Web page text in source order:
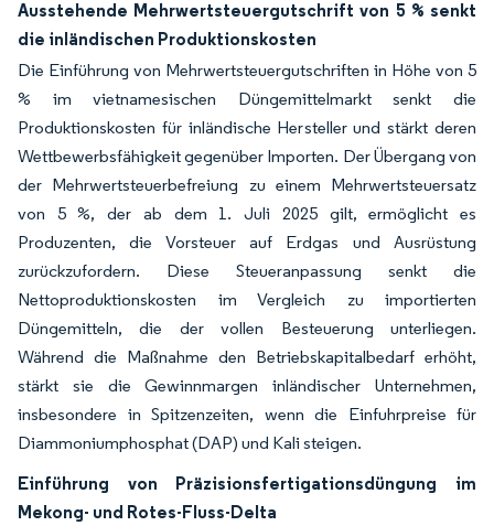
Ausstehende Mehrwertsteuergutschrift von 5 % senkt
die inländischen Produktionskosten
Die Einführung von Mehrwertsteuergutschriften in Höhe von 5
% im vietnamesischen Düngemittelmarkt senkt die
Produktionskosten für inländische Hersteller und stärkt deren
Wettbewerbsfähigkeit gegenüber Importen. Der Übergang von
der Mehrwertsteuerbefreiung zu einem Mehrwertsteuersatz
von 5 %, der ab dem 1. Juli 2025 gilt, ermöglicht es
Produzenten, die Vorsteuer auf Erdgas und Ausrüstung
zurückzufordern. Diese Steueranpassung senkt die
Nettoproduktionskosten im Vergleich zu importierten
Düngemitteln, die der vollen Besteuerung unterliegen.
Während die Maßnahme den Betriebskapitalbedarf erhöht,
stärkt sie die Gewinnmargen inländischer Unternehmen,
insbesondere in Spitzenzeiten, wenn die Einfuhrpreise für
Diammoniumphosphat (DAP) und Kali steigen.
Einführung von Präzisionsfertigationsdüngung im
Mekong- und Rotes-Fluss-Delta